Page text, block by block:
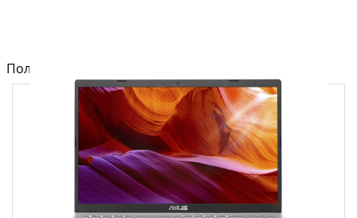
Полезно от блога за компютри и лаптопи на Fly.bg